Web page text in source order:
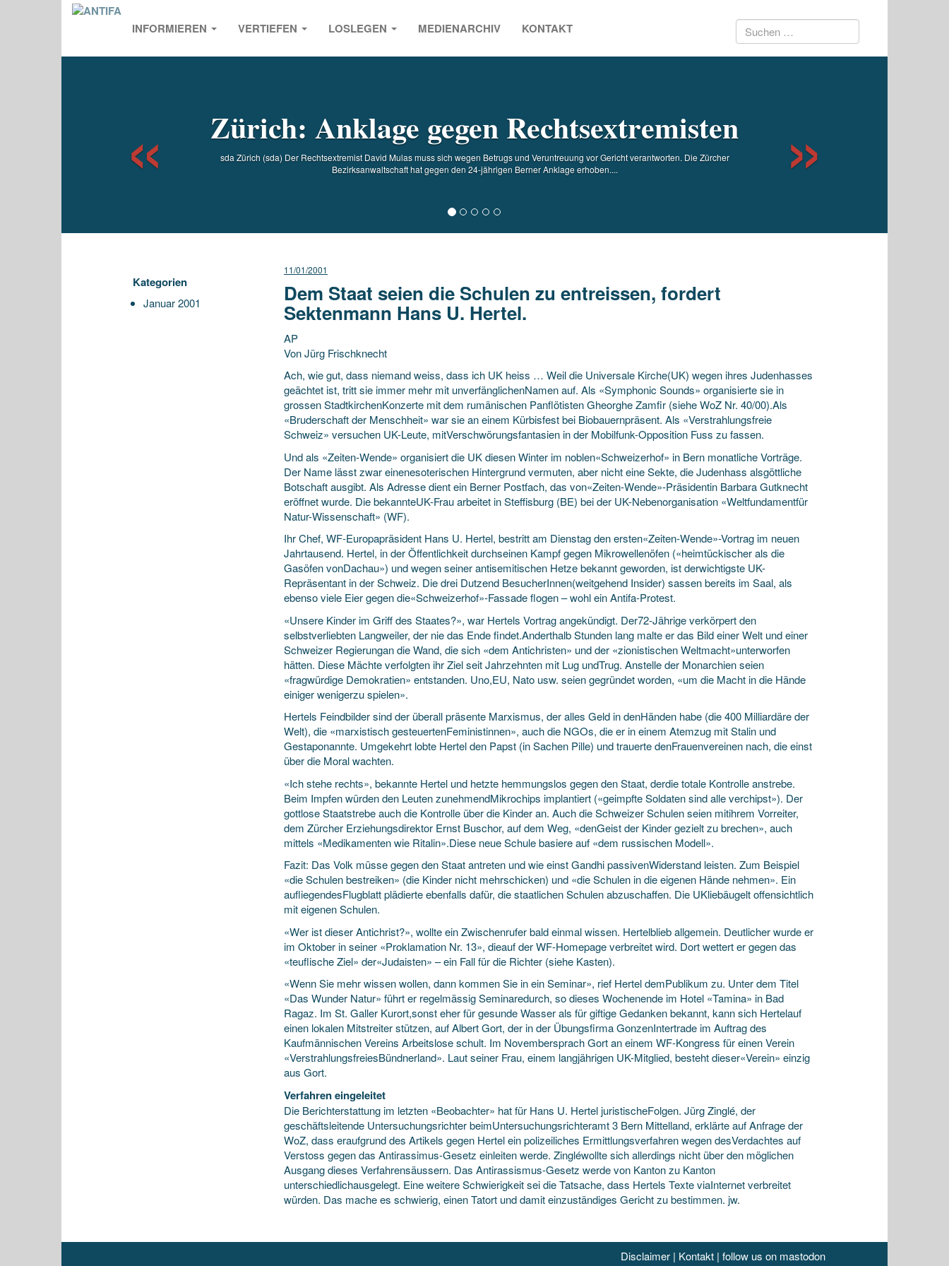
INFORMIEREN VERTIEFEN LOSLEGEN MEDIENARCHIV KONTAKT Suchen
Zürich: Anklage gegen Rechtsextremisten
sda Zürich (sda) Der Rechtsextremist David Mulas muss sich wegen Betrugs und Veruntreuung vor Gericht verantworten. Die Zürcher
Bezirksanwaltschaft hat gegen den 24-jährigen Berner Anklage erhoben....
Kategorien
Januar 2001
11/01/2001
Dem Staat seien die Schulen zu entreissen, fordert
Sektenmann Hans U. Hertel.
AP
Von Jürg Frischknecht
Ach, wie gut, dass niemand weiss, dass ich UK heiss … Weil die Universale Kirche(UK) wegen ihres Judenhasses
geächtet ist, tritt sie immer mehr mit unverfänglichenNamen auf. Als «Symphonic Sounds» organisierte sie in
grossen StadtkirchenKonzerte mit dem rumänischen Panflötisten Gheorghe Zamfir (siehe WoZ Nr. 40/00).Als
«Bruderschaft der Menschheit» war sie an einem Kürbisfest bei Biobauernpräsent. Als «Verstrahlungsfreie
Schweiz» versuchen UK-Leute, mitVerschwörungsfantasien in der Mobilfunk-Opposition Fuss zu fassen.
Und als «Zeiten-Wende» organisiert die UK diesen Winter im noblen«Schweizerhof» in Bern monatliche Vorträge.
Der Name lässt zwar einenesoterischen Hintergrund vermuten, aber nicht eine Sekte, die Judenhass alsgöttliche
Botschaft ausgibt. Als Adresse dient ein Berner Postfach, das von«Zeiten-Wende»-Präsidentin Barbara Gutknecht
eröffnet wurde. Die bekannteUK-Frau arbeitet in Steffisburg (BE) bei der UK-Nebenorganisation «Weltfundamentfür
Natur-Wissenschaft» (WF).
Ihr Chef, WF-Europapräsident Hans U. Hertel, bestritt am Dienstag den ersten«Zeiten-Wende»-Vortrag im neuen
Jahrtausend. Hertel, in der Öffentlichkeit durchseinen Kampf gegen Mikrowellenöfen («heimtückischer als die
Gasöfen vonDachau») und wegen seiner antisemitischen Hetze bekannt geworden, ist derwichtigste UK-
Repräsentant in der Schweiz. Die drei Dutzend BesucherInnen(weitgehend Insider) sassen bereits im Saal, als
ebenso viele Eier gegen die«Schweizerhof»-Fassade flogen – wohl ein Antifa-Protest.
«Unsere Kinder im Griff des Staates?», war Hertels Vortrag angekündigt. Der72-Jährige verkörpert den
selbstverliebten Langweiler, der nie das Ende findet.Anderthalb Stunden lang malte er das Bild einer Welt und einer
Schweizer Regierungan die Wand, die sich «dem Antichristen» und der «zionistischen Weltmacht»unterworfen
hätten. Diese Mächte verfolgten ihr Ziel seit Jahrzehnten mit Lug undTrug. Anstelle der Monarchien seien
«fragwürdige Demokratien» entstanden. Uno,EU, Nato usw. seien gegründet worden, «um die Macht in die Hände
einiger wenigerzu spielen».
Hertels Feindbilder sind der überall präsente Marxismus, der alles Geld in denHänden habe (die 400 Milliardäre der
Welt), die «marxistisch gesteuertenFeministinnen», auch die NGOs, die er in einem Atemzug mit Stalin und
Gestaponannte. Umgekehrt lobte Hertel den Papst (in Sachen Pille) und trauerte denFrauenvereinen nach, die einst
über die Moral wachten.
«Ich stehe rechts», bekannte Hertel und hetzte hemmungslos gegen den Staat, derdie totale Kontrolle anstrebe.
Beim Impfen würden den Leuten zunehmendMikrochips implantiert («geimpfte Soldaten sind alle verchipst»). Der
gottlose Staatstrebe auch die Kontrolle über die Kinder an. Auch die Schweizer Schulen seien mitihrem Vorreiter,
dem Zürcher Erziehungsdirektor Ernst Buschor, auf dem Weg, «denGeist der Kinder gezielt zu brechen», auch
mittels «Medikamenten wie Ritalin».Diese neue Schule basiere auf «dem russischen Modell».
Fazit: Das Volk müsse gegen den Staat antreten und wie einst Gandhi passivenWiderstand leisten. Zum Beispiel
«die Schulen bestreiken» (die Kinder nicht mehrschicken) und «die Schulen in die eigenen Hände nehmen». Ein
aufliegendesFlugblatt plädierte ebenfalls dafür, die staatlichen Schulen abzuschaffen. Die UKliebäugelt offensichtlich
mit eigenen Schulen.
«Wer ist dieser Antichrist?», wollte ein Zwischenrufer bald einmal wissen. Hertelblieb allgemein. Deutlicher wurde er
im Oktober in seiner «Proklamation Nr. 13», dieauf der WF-Homepage verbreitet wird. Dort wettert er gegen das
«teuflische Ziel» der«Judaisten» – ein Fall für die Richter (siehe Kasten).
«Wenn Sie mehr wissen wollen, dann kommen Sie in ein Seminar», rief Hertel demPublikum zu. Unter dem Titel
«Das Wunder Natur» führt er regelmässig Seminaredurch, so dieses Wochenende im Hotel «Tamina» in Bad
Ragaz. Im St. Galler Kurort,sonst eher für gesunde Wasser als für giftige Gedanken bekannt, kann sich Hertelauf
einen lokalen Mitstreiter stützen, auf Albert Gort, der in der Übungsfirma GonzenIntertrade im Auftrag des
Kaufmännischen Vereins Arbeitslose schult. Im Novembersprach Gort an einem WF-Kongress für einen Verein
«VerstrahlungsfreiesBündnerland». Laut seiner Frau, einem langjährigen UK-Mitglied, besteht dieser«Verein» einzig
aus Gort.
Verfahren eingeleitet
Die Berichterstattung im letzten «Beobachter» hat für Hans U. Hertel juristischeFolgen. Jürg Zinglé, der
geschäftsleitende Untersuchungsrichter beimUntersuchungsrichteramt 3 Bern Mittelland, erklärte auf Anfrage der
WoZ, dass eraufgrund des Artikels gegen Hertel ein polizeiliches Ermittlungsverfahren wegen desVerdachtes auf
Verstoss gegen das Antirassimus-Gesetz einleiten werde. Zingléwollte sich allerdings nicht über den möglichen
Ausgang dieses Verfahrensäussern. Das Antirassismus-Gesetz werde von Kanton zu Kanton
unterschiedlichausgelegt. Eine weitere Schwierigkeit sei die Tatsache, dass Hertels Texte viaInternet verbreitet
würden. Das mache es schwierig, einen Tatort und damit einzuständiges Gericht zu bestimmen. jw.
Disclaimer| Kontakt| follow us on mastodon